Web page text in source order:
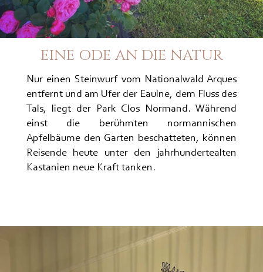
EINE ODE AN DIE NATUR
Nur einen Steinwurf vom Nationalwald Arques
entfernt und am Ufer der Eaulne, dem Fluss des
Tals, liegt der Park Clos Normand. Während
einst die berühmten normannischen
Apfelbäume den Garten beschatteten, können
Reisende heute unter den jahrhundertealten
Kastanien neue Kraft tanken.